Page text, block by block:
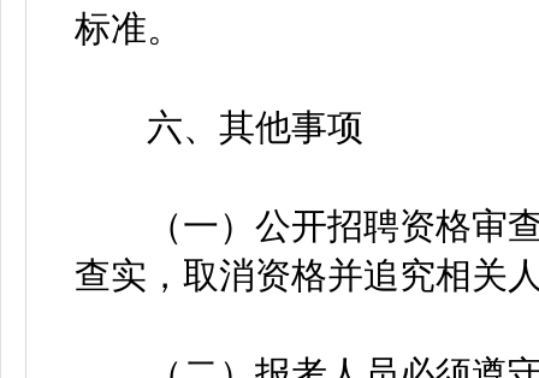
标准。
六、其他事项
（一）公开招聘资格审查
查实，取消资格并追究相关